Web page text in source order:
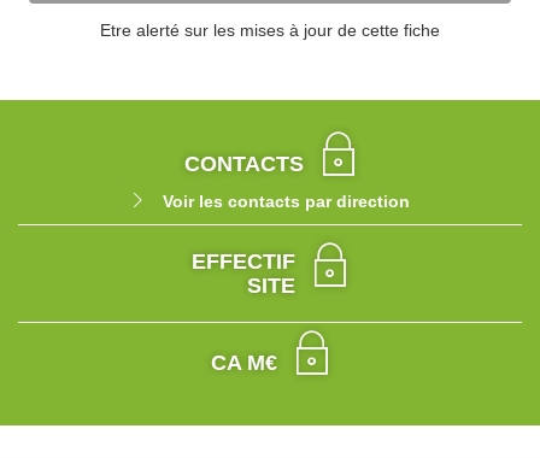
Etre alerté sur les mises à jour de cette fiche
CONTACTS
Voir les contacts par direction
EFFECTIF
SITE
CA M€